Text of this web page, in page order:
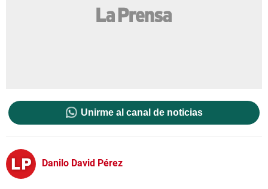
Unirme al canal de noticias
Danilo David Pérez